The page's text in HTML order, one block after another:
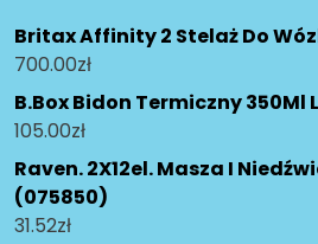
Britax Affinity 2 Stelaż Do
700.00zł
B.Box Bidon Termiczny 350Ml
105.00zł
Raven. 2X12el. Masza I
(075850)
31.52zł